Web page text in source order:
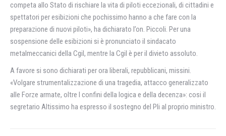
competa allo Stato di rischiare la vita di piloti eccezionali, di cittadini e
spettatori per esibizioni che pochissimo hanno a che fare con la
preparazione di nuovi piloti», ha dichiarato l’on. Piccoli. Per una
sospensione delle esibizioni si è pronunciato il sindacato
metalmeccanici della Cgil, mentre la Cgil è per il divieto assoluto.
A favore si sono dichiarati per ora liberali, repubblicani, missini.
«Volgare strumentalizzazione di una tragedia, attacco generalizzato
alle Forze armate, oltre I confini della logica e della decenza»: cosi il
segretario Altissimo ha espresso il sostegno del Pli al proprio ministro.